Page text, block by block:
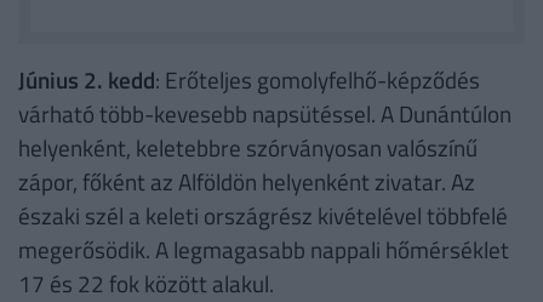
Június 2. kedd: Erőteljes gomolyfelhő-képződés
várható több-kevesebb napsütéssel. A Dunántúlon
helyenként, keletebbre szórványosan valószínű
zápor, főként az Alföldön helyenként zivatar. Az
északi szél a keleti országrész kivételével többfelé
megerősödik. A legmagasabb nappali hőmérséklet
17 és 22 fok között alakul.